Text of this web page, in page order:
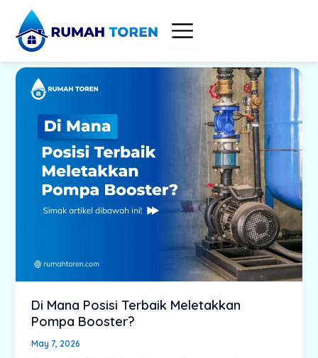
content
Di Mana Posisi Terbaik Meletakkan
Pompa Booster?
May 7, 2026